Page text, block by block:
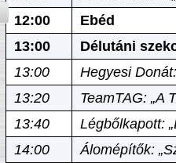
12:00
Ebéd
13:00
Délutáni
13:00
Hegyesi
13:20
TeamTAG: „A
13:40
Légbőlkapott:
14:00
Álomépítők: